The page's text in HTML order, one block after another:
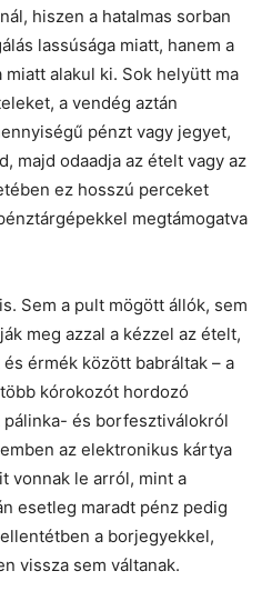
hiszen a hatalmas sorban
lassúsága miatt, hanem a
alakul ki. Sok helyütt ma
a vendég aztán
pénzt vagy jegyet,
majd odaadja az ételt vagy az
ez hosszú perceket
megtámogatva
Sem a pult mögött állók, sem
meg azzal a kézzel az ételt,
érmék között babráltak – a
kórokozót hordozó
pálinka- és borfesztiválokról
az elektronikus kártya
vonnak le arról, mint a
esetleg maradt pénz pedig
a borjegyekkel,
vissza sem váltanak.